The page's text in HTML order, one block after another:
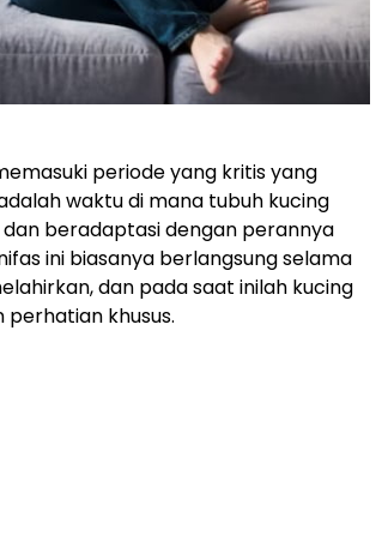
periode yang kritis yang
waktu di mana tubuh kucing
beradaptasi dengan perannya
ini biasanya berlangsung selama
dan pada saat inilah kucing
khusus.